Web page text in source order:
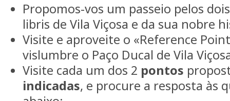
Propomos-vos um passeio pelos
libris de Vila Viçosa e da sua nobre
Visite e aproveite o «Reference
vislumbre o Paço Ducal de Vila
Visite cada um dos 2 pontos
indicadas, e procure a resposta às